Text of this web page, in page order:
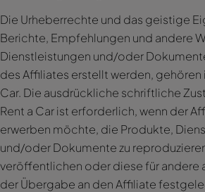
Die Urheberrechte und das geistige
Berichte, Empfehlungen und andere
Dienstleistungen und/oder
des Affiliates erstellt werden, gehören
Car. Die ausdrückliche schriftliche
Rent a Car ist erforderlich, wenn der
erwerben möchte, die Produkte,
und/oder Dokumente zu
veröffentlichen oder diese für andere
der Übergabe an den Affiliate